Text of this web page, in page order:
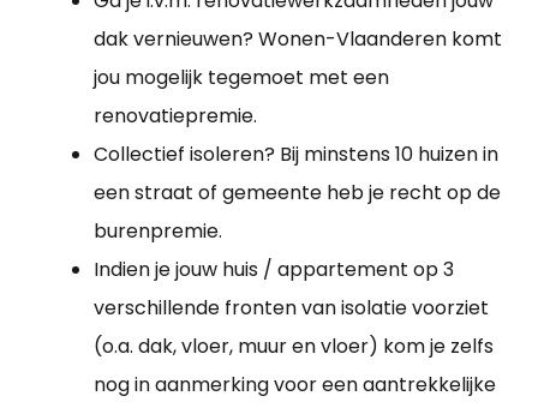
dak vernieuwen? Wonen-Vlaanderen komt
jou mogelijk tegemoet met een
renovatiepremie.
Collectief isoleren? Bij minstens 10 huizen in
een straat of gemeente heb je recht op de
burenpremie.
Indien je jouw huis / appartement op 3
verschillende fronten van isolatie voorziet
(o.a. dak, vloer, muur en vloer) kom je zelfs
nog in aanmerking voor een aantrekkelijke